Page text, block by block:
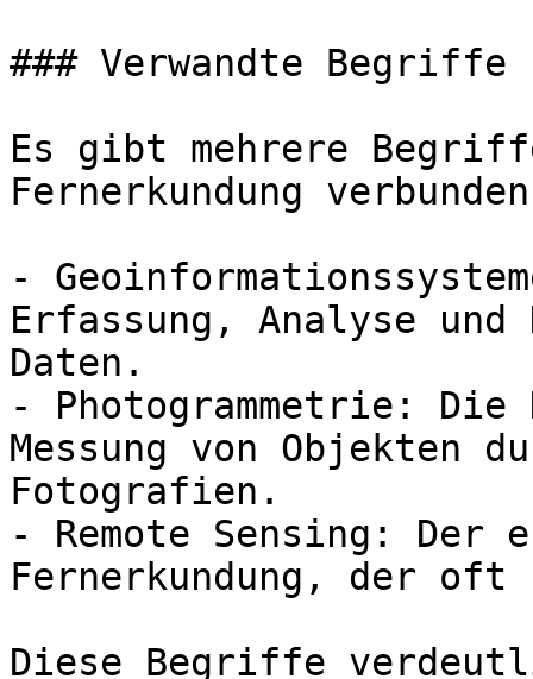
### Verwandte Begriffe
Es gibt mehrere
Fernerkundung
-
Erfassung, Analyse
Daten.
- Photogrammetrie: Die
Messung von Objekten
Fotografien.
- Remote Sensing:
Fernerkundung, der oft
Diese Begriffe